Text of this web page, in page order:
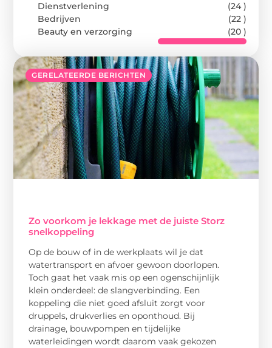
GERELATEERDE BERICHTEN
Zo voorkom je lekkage met de juiste Storz
snelkoppeling
Op de bouw of in de werkplaats wil je dat
watertransport en afvoer gewoon doorlopen.
Toch gaat het vaak mis op een ogenschijnlijk
klein onderdeel: de slangverbinding. Een
koppeling die niet goed afsluit zorgt voor
druppels, drukverlies en oponthoud. Bij
drainage, bouwpompen en tijdelijke
waterleidingen wordt daarom vaak gekozen
Dienstverlening
(24 )
Bedrijven
(22 )
Beauty en verzorging
(20 )